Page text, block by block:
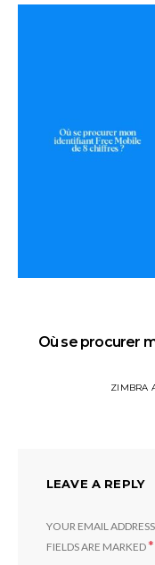
Où se procurer
ZIMBRA
LEAVE A REPLY
YOUR EMAIL
FIELDS ARE MARKED*